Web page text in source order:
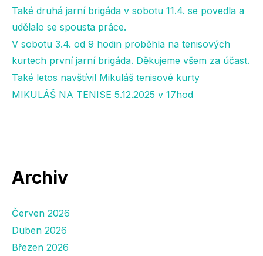
Také druhá jarní brigáda v sobotu 11.4. se povedla a
udělalo se spousta práce.
V sobotu 3.4. od 9 hodin proběhla na tenisových
kurtech první jarní brigáda. Děkujeme všem za účast.
Také letos navštívil Mikuláš tenisové kurty
MIKULÁŠ NA TENISE 5.12.2025 v 17hod
Archiv
Červen 2026
Duben 2026
Březen 2026